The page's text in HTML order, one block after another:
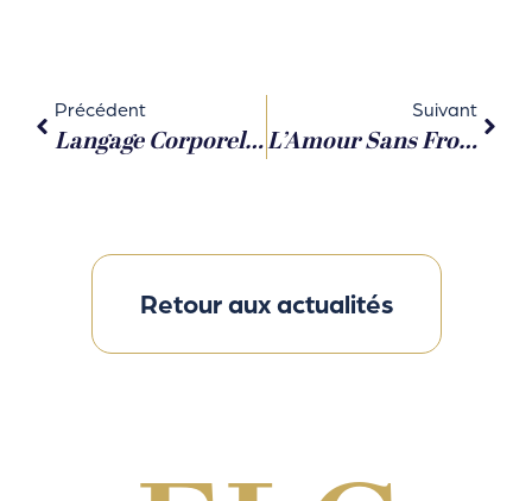
Précédent
Langage Corporel Amoureux : Ce Que Le Corps Révèle Quand Les Mots Se Taisent
Suivant
L’Amour Sans Frontières
Retour aux actualités